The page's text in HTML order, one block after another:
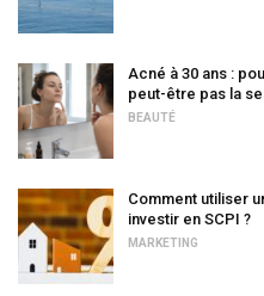
Acné à 30 ans :
peut-être pas la
BEAUTÉ
Comment utiliser
investir en SCPI ?
MARKETING